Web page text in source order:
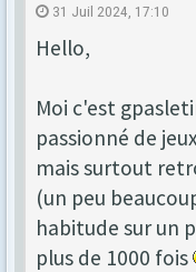
31 Juil 2024, 17:10
Hello,
Moi c'est
passionné de
mais surtout
(un peu
habitude sur un
plus de 1000 fois